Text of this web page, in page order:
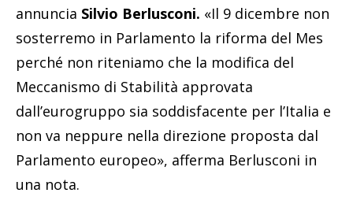
annuncia Silvio Berlusconi. «Il 9 dicembre non
sosterremo in Parlamento la riforma del Mes
perché non riteniamo che la modifica del
Meccanismo di Stabilità approvata
dall’eurogruppo sia soddisfacente per l’Italia e
non va neppure nella direzione proposta dal
Parlamento europeo», afferma Berlusconi in
una nota.